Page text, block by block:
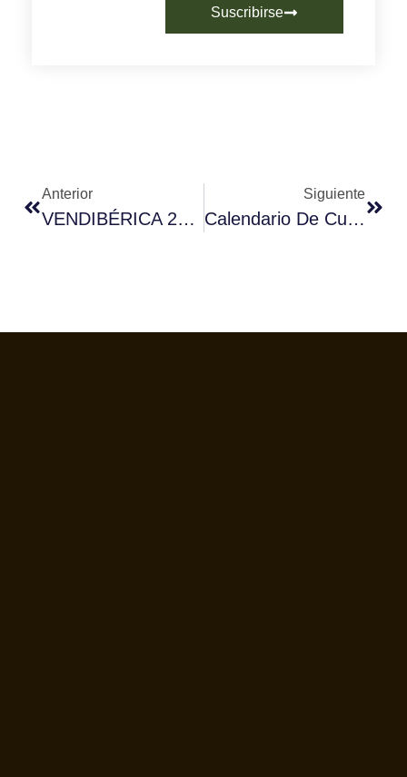
Suscribirse
Anterior
VENDIBÉRICA 2015 Dedica Una Jornada Al Café.
Siguiente
Calendario De Cursos Café, Barista Y Cata En Barcelona